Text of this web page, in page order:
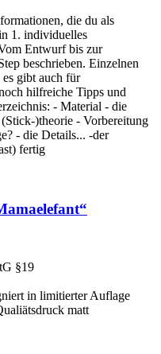
die du als
1. individuelles
Entwurf bis zur
beschrieben. Einzelnen
gibt auch für
hilfreiche Tipps und
- Material - die
)theorie - Vorbereitung
- die Details... -der
fertig
§19
in limitierter Auflage
matt